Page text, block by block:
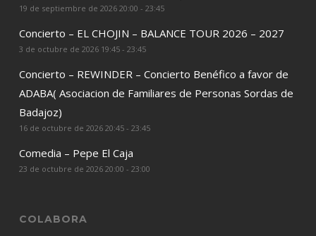
19 de septiembre de 2026 20:00 - 23:45
Concierto – EL CHOJIN – BALANCE TOUR 2026 – 2027
3 de octubre de 2026 19:45 - 23:45
Concierto – REWINDER – Concierto Benéfico a favor de
ADABA( Asociacion de Familiares de Personas Sordas de
Badajoz)
16 de octubre de 2026 20:45 - 23:45
Comedia – Pepe El Caja
23 de octubre de 2026 20:00 - 23:00
COLABORA